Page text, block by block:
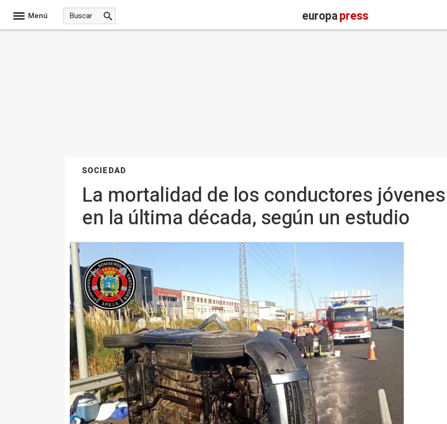
Menú europapress
SOCIEDAD
La mortalidad de los conductores
en la última década, según un estudio